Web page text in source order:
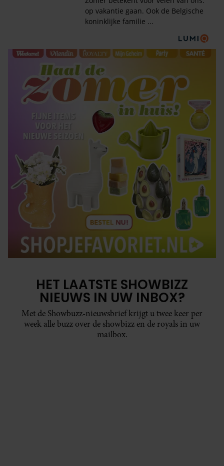
HET LAATSTE SHOWBIZZ
NIEUWS IN UW INBOX?
Met de Showbuzz-nieuwsbrief krijgt u twee keer per
week alle buzz over de showbizz en de royals in uw
mailbox.